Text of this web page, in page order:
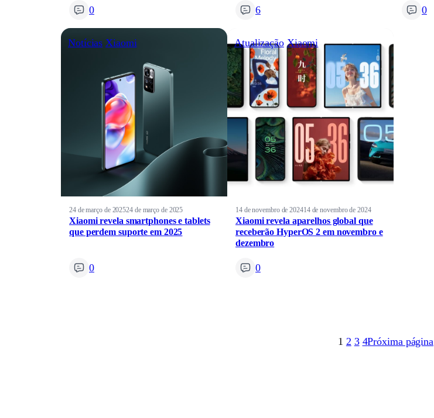
0 6 0
Notícias Xiaomi
24 de março de 202524 de março de 2025
Xiaomi revela smartphones e tablets
que perdem suporte em 2025
0
Atualização Xiaomi
14 de novembro de 202414 de novembro de 2024
Xiaomi revela aparelhos global que
receberão HyperOS 2 em novembro e
dezembro
0
1 2 3 4Próxima página